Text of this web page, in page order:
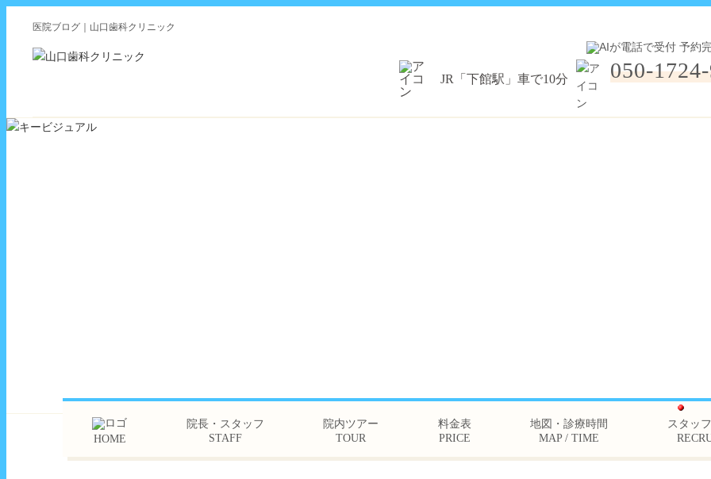
医院ブログ｜山口歯科クリニック
JR「下館駅」車で10分 050-
HOME
院長・スタッフ
STAFF
院内ツアー
TOUR
料金表
PRICE
地図・診療時間
MAP / TIME
スタッ